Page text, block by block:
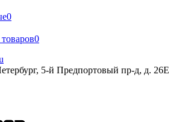
0
0
5-й Предпортовый пр-д, д. 26Е